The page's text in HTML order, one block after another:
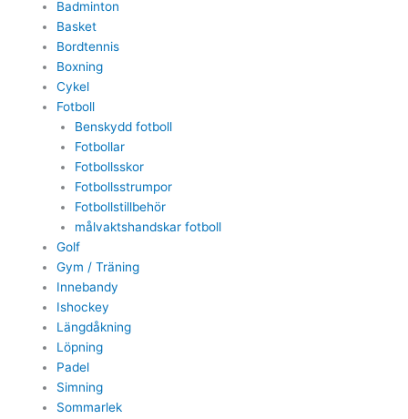
Badminton
Basket
Bordtennis
Boxning
Cykel
Fotboll
Benskydd fotboll
Fotbollar
Fotbollsskor
Fotbollsstrumpor
Fotbollstillbehör
målvaktshandskar fotboll
Golf
Gym / Träning
Innebandy
Ishockey
Längdåkning
Löpning
Padel
Simning
Sommarlek